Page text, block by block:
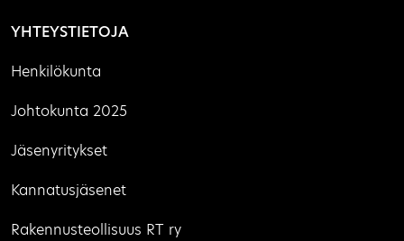
YHTEYSTIETOJA
Henkilökunta
Johtokunta 2025
Jäsenyritykset
Kannatusjäsenet
Rakennusteollisuus RT ry